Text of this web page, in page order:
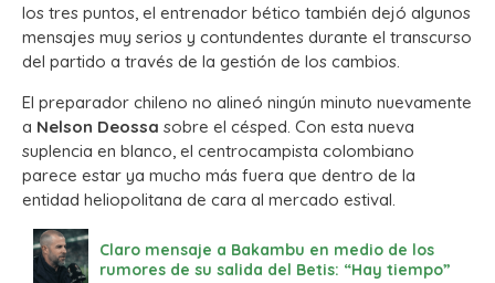
los tres puntos, el entrenador bético también dejó algunos
mensajes muy serios y contundentes durante el transcurso
del partido a través de la gestión de los cambios.
El preparador chileno no alineó ningún minuto nuevamente
a Nelson Deossa sobre el césped. Con esta nueva
suplencia en blanco, el centrocampista colombiano
parece estar ya mucho más fuera que dentro de la
entidad heliopolitana de cara al mercado estival.
Claro mensaje a Bakambu en medio de los
rumores de su salida del Betis: “Hay tiempo”